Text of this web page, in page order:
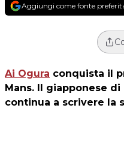
Aggiungi come fonte
Ai Ogura conquista il
Mans. Il giapponese
continua a scrivere la